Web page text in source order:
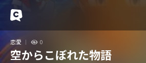
恋愛 0
空からこぼれた物語